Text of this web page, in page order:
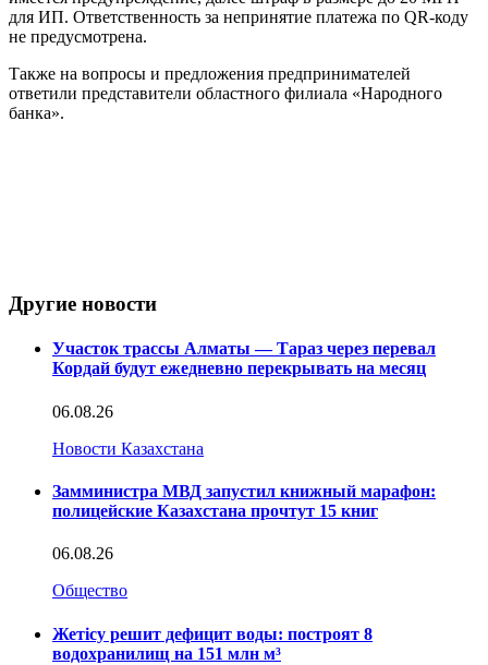
для ИП. Ответственность за непринятие платежа по QR-коду
не предусмотрена.
Также на вопросы и предложения предпринимателей
ответили представители областного филиала «Народного
банка».
Другие новости
Участок трассы Алматы — Тараз через перевал
Кордай будут ежедневно перекрывать на месяц
06.08.26
Новости Казахстана
Замминистра МВД запустил книжный марафон:
полицейские Казахстана прочтут 15 книг
06.08.26
Общество
Жетісу решит дефицит воды: построят 8
водохранилищ на 151 млн м³